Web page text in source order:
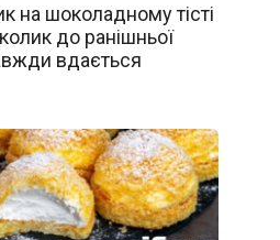
на шоколадному тісті
до ранішньої
вдається